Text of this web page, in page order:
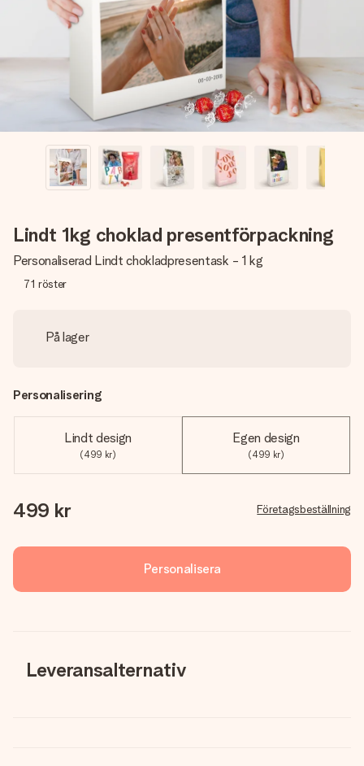
namn, ditt foto eller ett meddelande som verkligen berör
hennes hjärta. Inget krångel, bara med all kärlek för stunden.
Lindt 1kg choklad presentförpackning
Personaliserad Lindt chokladpresentask - 1 kg
71 röster
På lager
Personalisering
Lindt design
(499 kr)
Egen design
(499 kr)
499 kr Företagsbeställning
Personalisera
Leveransalternativ